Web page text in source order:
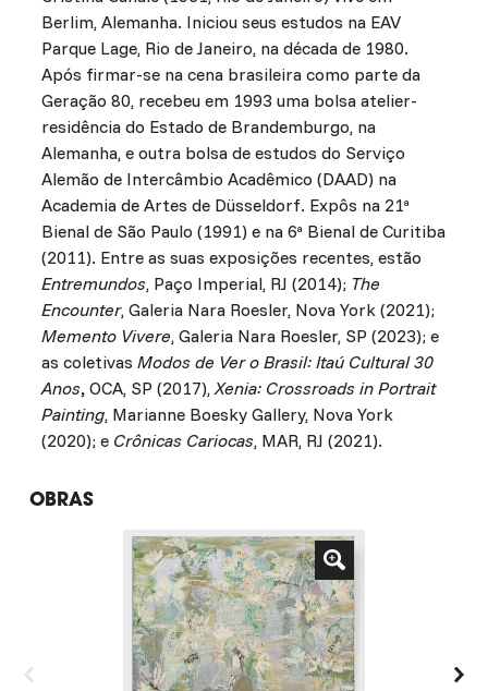
Berlim, Alemanha. Iniciou seus estudos na EAV
Parque Lage, Rio de Janeiro, na década de 1980.
Após firmar-se na cena brasileira como parte da
Geração 80, recebeu em 1993 uma bolsa atelier-
residência do Estado de Brandemburgo, na
Alemanha, e outra bolsa de estudos do Serviço
Alemão de Intercâmbio Acadêmico (DAAD) na
Academia de Artes de Düsseldorf. Expôs na 21ª
Bienal de São Paulo (1991) e na 6ª Bienal de Curitiba
(2011). Entre as suas exposições recentes, estão
Entremundos, Paço Imperial, RJ (2014); The
Encounter, Galeria Nara Roesler, Nova York (2021);
Memento Vivere, Galeria Nara Roesler, SP (2023); e
as coletivas Modos de Ver o Brasil: Itaú Cultural 30
Anos, OCA, SP (2017), Xenia: Crossroads in Portrait
Painting, Marianne Boesky Gallery, Nova York
(2020); e Crônicas Cariocas, MAR, RJ (2021).
OBRAS